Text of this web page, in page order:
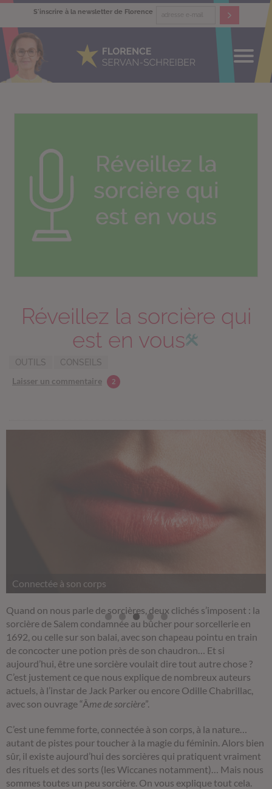
S'inscrire à la newsletter de Florence
Réveillez la sorcière qui
est en vous
OUTILS CONSEILS
Laisser un commentaire 2
Connectée à son corps
Quand on nous parle de sorcières, deux clichés s’imposent : la
sorcière de Salem condamnée au bûcher pour sorcellerie en
1692, ou celle sur son balai, avec son chapeau pointu en train
de concocter une potion près de son chaudron… Et si
aujourd’hui, être une sorcière voulait dire tout autre chose ?
C’est justement ce que nous explique de nombreux auteurs
actuels, à l’instar de Jack Parker ou encore Odille Chabrillac,
avec son ouvrage “Âme de sorcière”.
C’est une femme forte, connectée à son corps, à la nature…
autant de pistes pour toucher à la magie du féminin. Alors bien
sûr, il existe aujourd’hui des sorcières qui pratiquent vraiment
des rituels et des sorts (les Wiccanes notamment)… Mais nous
sommes toutes un peu sorcière. On vous explique tout cela.